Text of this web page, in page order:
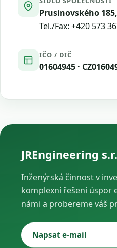
Prusinovského
Tel./Fax: +420 573
IČO / DIČ
01604945 ·
JREngineering
Inženýrská činnost v
komplexní řešení úspor
námi a probereme váš
Napsat e-mail